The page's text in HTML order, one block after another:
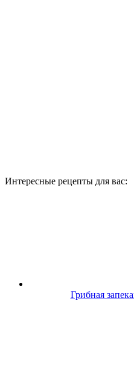
Интересные рецепты для вас:
Грибная